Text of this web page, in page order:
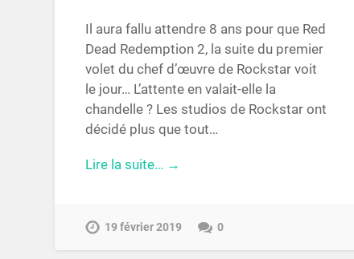
Il aura fallu attendre 8 ans pour que Red
Dead Redemption 2, la suite du premier
volet du chef d’œuvre de Rockstar voit
le jour… L’attente en valait-elle la
chandelle ? Les studios de Rockstar ont
décidé plus que tout…
Lire la suite… →
19 février 2019 0